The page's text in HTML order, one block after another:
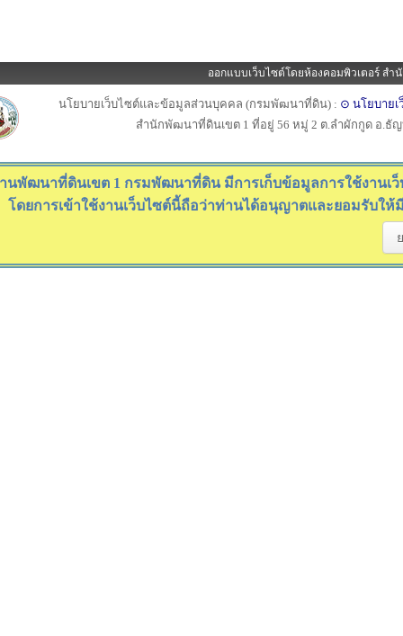
ออกแบบเว็บไซต์โดยห้องคอมพิวเตอร์ ส
นโยบายเว็บไซต์และข้อมูลส่วนบุคคล (กรมพัฒนาที่ดิน) : ⊙ นโยบายเ
สำนักพัฒนาที่ดินเขต 1 ที่อยู่ 56 หมู่ 2 ต.ลำผักกูด อ.ธั
นพัฒนาที่ดินเขต 1 กรมพัฒนาที่ดิน มีการเก็บข้อมูลการใช้งานเ
โดยการเข้าใช้งานเว็บไซต์นี้ถือว่าท่านได้อนุญาตและยอมรับ